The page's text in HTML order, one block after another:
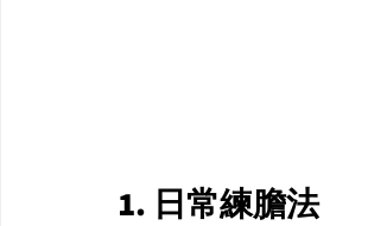
1. 日常練膽法